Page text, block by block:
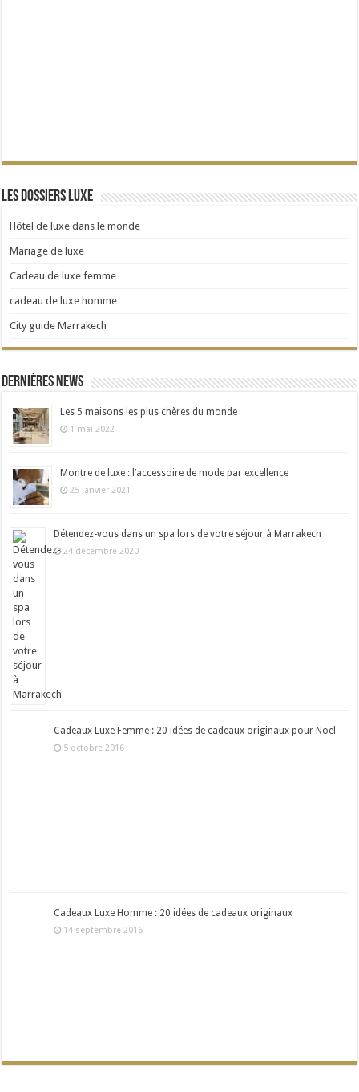
Les dossiers Luxe
Hôtel de luxe dans le monde
Mariage de luxe
Cadeau de luxe femme
cadeau de luxe homme
City guide Marrakech
Dernières news
Les 5 maisons les plus chères du monde
1 mai 2022
Montre de luxe : l’accessoire de mode par excellence
25 janvier 2021
Détendez-vous dans un spa lors de votre séjour à Marrakech
24 décembre 2020
Cadeaux Luxe Femme : 20 idées de cadeaux originaux pour Noël
5 octobre 2016
Cadeaux Luxe Homme : 20 idées de cadeaux originaux
14 septembre 2016